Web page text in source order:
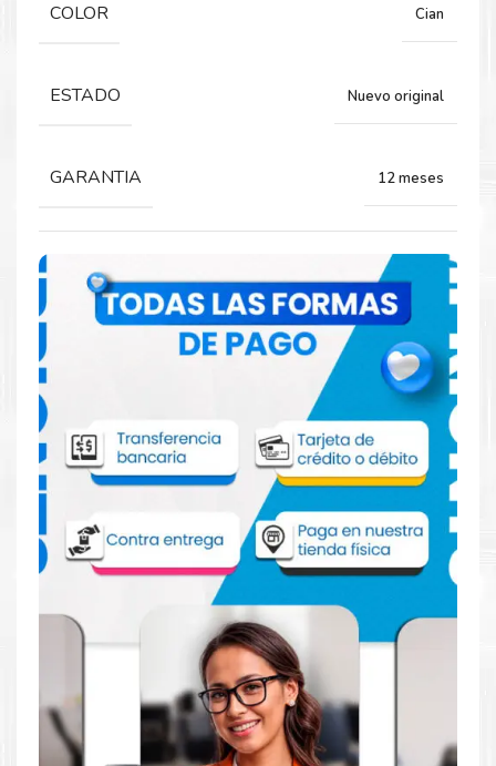
Comprar Drum Xerox 108R01417 Cian para
impresora 6510 6515
Aprovecha nuestra experiencia y atención para adquirir tus
productos. Tenemos promociones todos los dias. Escríbenos o
visítanos hoy para encontrar la solución perfecta para tu
impresora
Xerox, como elDrum Xerox 108R01417 Cian para
impresora 6510 6515.
Dónde comprar Drum para impresora
6510 6515 en Lima o para provincia
Tienda autorizada por Xerox. Descubre la mejor manera de
abastecerte de
Drum Xerox 108R01417 Cian para impresora
Ofrecemos una amplia selección de productos
originales que garantizan un rendimiento óptimo y duradero
para tus necesidades de impresión.
COLOR Cian
ESTADO Nuevo original
GARANTIA 12 meses